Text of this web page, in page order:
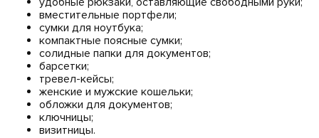
вместительные портфели;
сумки для ноутбука;
компактные поясные сумки;
солидные папки для документов;
барсетки;
тревел-кейсы;
женские и мужские кошельки;
обложки для документов;
ключницы;
визитницы.